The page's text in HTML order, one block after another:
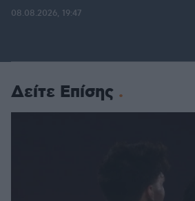
08.08.2026, 19:47
Δείτε Επίσης